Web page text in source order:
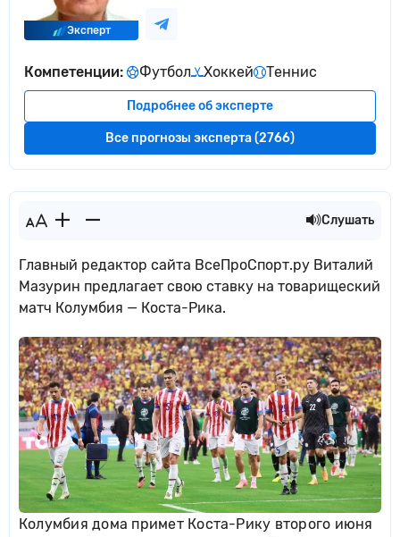
Эксперт
Подробнее об эксперте
Все прогнозы эксперта (2766)
Компетенции: Футбол Хоккей Теннис
Слушать
Главный редактор сайта ВсеПроСпорт.ру Виталий
Мазурин предлагает свою ставку на товарищеский
матч Колумбия — Коста-Рика.
Колумбия дома примет Коста-Рику второго июня